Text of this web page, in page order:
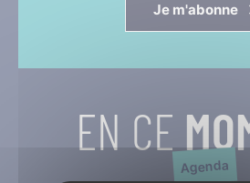
Je m'abonne
EN CE
Agenda